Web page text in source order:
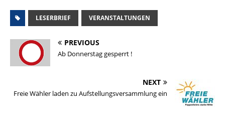
LESERBRIEF VERANSTALTUNGEN
PREVIOUS
Ab Donnerstag gesperrt !
NEXT
Freie Wähler laden zu Aufstellungsversammlung ein